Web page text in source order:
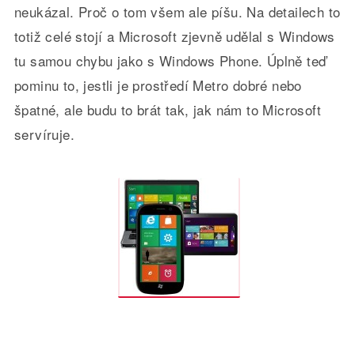
neukázal. Proč o tom všem ale píšu. Na detailech to
totiž celé stojí a Microsoft zjevně udělal s Windows
tu samou chybu jako s Windows Phone. Úplně teď
pominu to, jestli je prostředí Metro dobré nebo
špatné, ale budu to brát tak, jak nám to Microsoft
servíruje.